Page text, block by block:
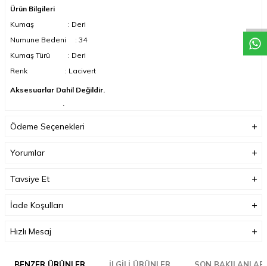
Ürün Bilgileri
Kumaş : Deri
Numune Bedeni : 34
Kumaş Türü : Deri
Renk : Lacivert
Aksesuarlar Dahil Değildir.
Ödeme Seçenekleri
Yorumlar
Tavsiye Et
İade Koşulları
Hızlı Mesaj